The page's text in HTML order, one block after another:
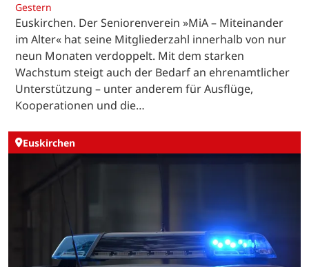
Gestern
Euskirchen. Der Seniorenverein »MiA – Miteinander
im Alter« hat seine Mitgliederzahl innerhalb von nur
neun Monaten verdoppelt. Mit dem starken
Wachstum steigt auch der Bedarf an ehrenamtlicher
Unterstützung – unter anderem für Ausflüge,
Kooperationen und die…
Euskirchen